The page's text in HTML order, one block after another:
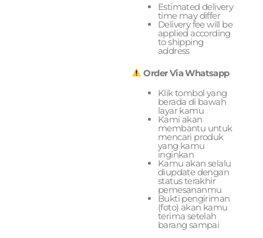
Estimated delivery
time may differ
Delivery fee will be
applied according
to shipping
address
Order Via Whatsapp
Klik tombol yang
berada di bawah
layar kamu
Kami akan
membantu untuk
mencari produk
yang kamu
inginkan
Kamu akan selalu
diupdate dengan
status terakhir
pemesananmu
Bukti pengiriman
(foto) akan kamu
terima setelah
barang sampai